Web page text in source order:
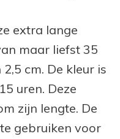
extra lange
maar liefst 35
cm. De kleur is
uren. Deze
zijn lengte. De
gebruiken voor